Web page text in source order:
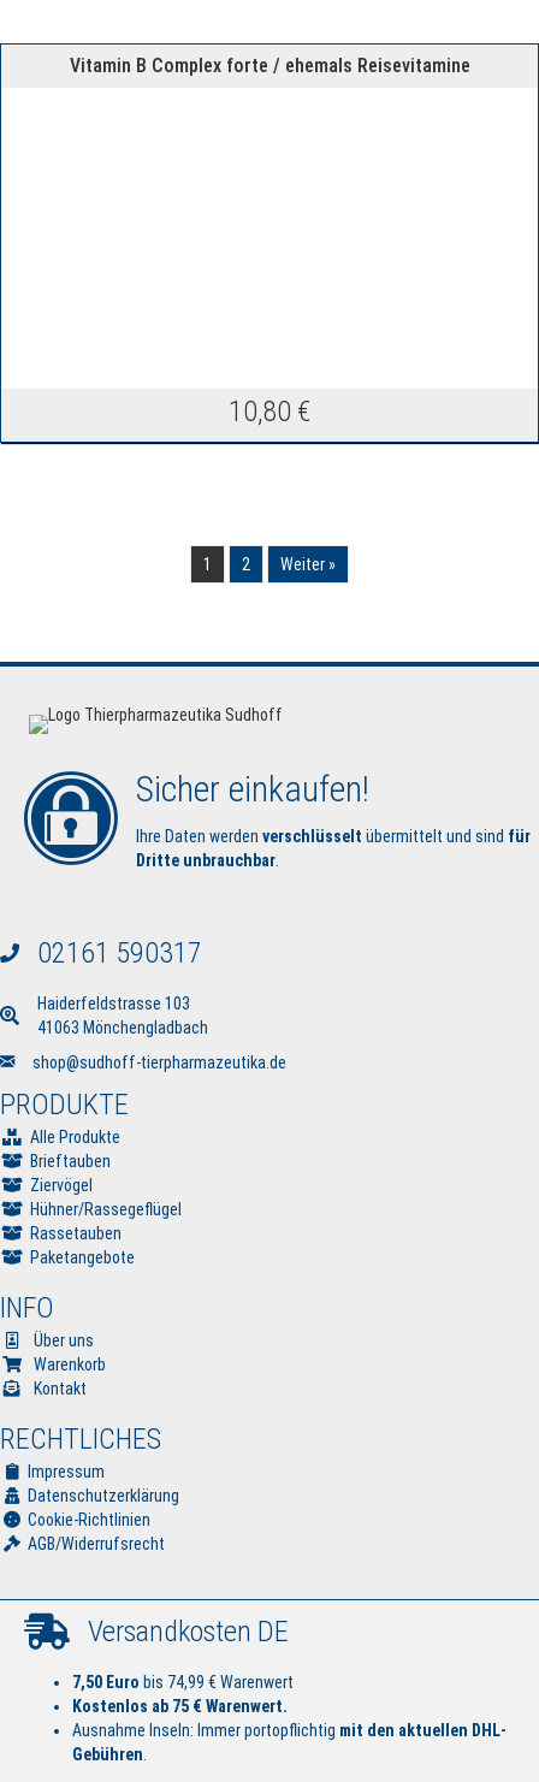
Vitamin B Complex forte / ehemals Reisevitamine
10,80 €
1 2 Weiter »
Sicher einkaufen!
Ihre Daten werden verschlüsselt übermittelt und sind für
Dritte unbrauchbar
02161 590317
Haiderfeldstrasse 103
41063 Mönchengladbach
Senden Sie uns eine E-Mail
shop@sudhoff-tierpharmazeutika.de
PRODUKTE
Alle Produkte
Brieftauben
Ziervögel
Hühner/Rassegeflügel
Rassetauben
Paketangebote
INFO
Über uns
Warenkorb
Kontakt
RECHTLICHES
Impressum
Datenschutzerklärung
Cookie-Richtlinien
AGB/Widerrufsrecht
Versandkosten DE
7,50 Euro bis 74,99 € Warenwert
Kostenlos ab 75 € Warenwert.
Ausnahme Inseln: Immer portopflichtig mit den aktuellen DHL-
Gebühren